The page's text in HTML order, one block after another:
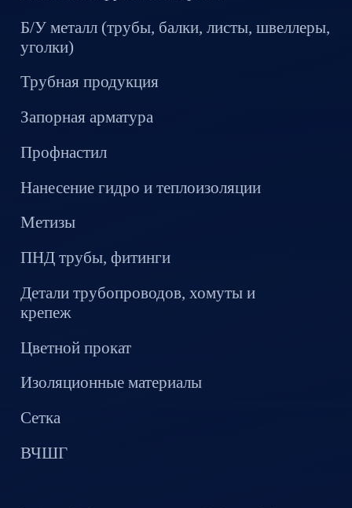
Б/У металл (трубы, балки, листы, швеллеры,
уголки)
Трубная продукция
Запорная арматура
Профнастил
Нанесение гидро и теплоизоляции
Метизы
ПНД трубы, фитинги
Детали трубопроводов, хомуты и
крепеж
Цветной прокат
Изоляционные материалы
Сетка
ВЧШГ